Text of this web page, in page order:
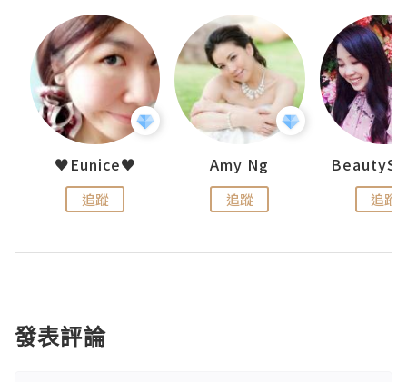
♥Eunice♥
追蹤
Amy Ng
追蹤 追蹤
發表評論